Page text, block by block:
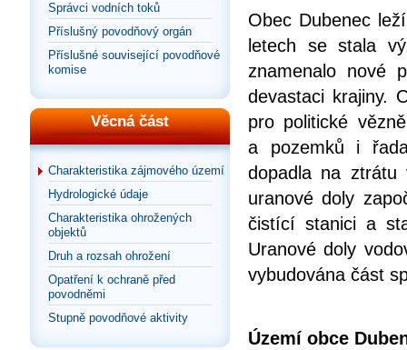
Správci vodních toků
Příslušný povodňový orgán
Příslušné související povodňové
komise
Věcná část
Charakteristika zájmového území
Hydrologické údaje
Charakteristika ohrožených
objektů
Druh a rozsah ohrožení
Opatření k ochraně před
povodněmi
Stupně povodňové aktivity
Obec Dubenec
letech se stala
znamenalo nové
devastaci krajiny.
pro politické
a pozemků i
dopadla na ztrátu
uranové doly
čistící stanici a
Uranové doly
vybudována část
Území obce